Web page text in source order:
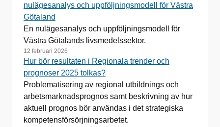
nulägesanalys och uppföljningsmodell för Västra
Götaland
En nulägesanalys och uppföljningsmodell för
Västra Götalands livsmedelssektor.
12 februari 2026
Hur bör resultaten i Regionala trender och
prognoser 2025 tolkas?
Problematisering av regional utbildnings och
arbetsmarknadsprognos samt beskrivning av hur
aktuell prognos bör användas i det strategiska
kompetensförsörjningsarbetet.